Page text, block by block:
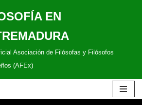
EN
Asociación de Filósofas y Filósofos
(AFEx)